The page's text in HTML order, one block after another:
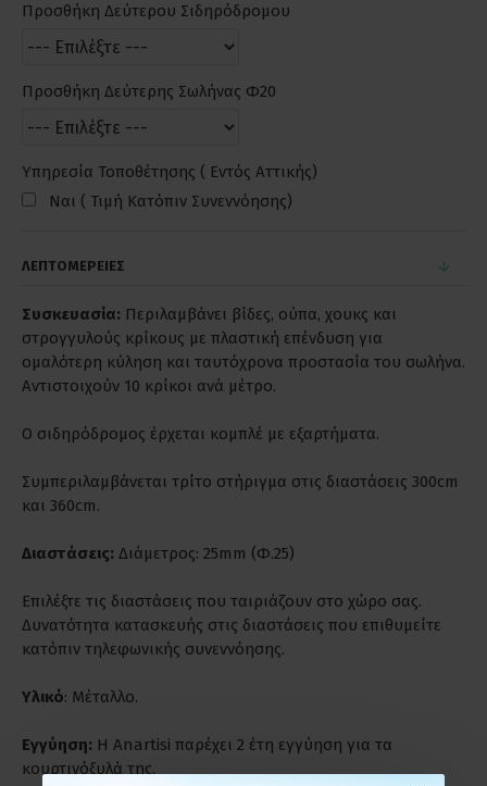
Προσθήκη Δεύτερου Σιδηρόδρομου
Προσθήκη Δεύτερης Σωλήνας Φ20
Υπηρεσία Τοποθέτησης ( Εντός Αττικής)
Ναι ( Τιμή Κατόπιν Συνεννόησης)
ΛΕΠΤΟΜΕΡΕΙΕΣ
Συσκευασία: Περιλαμβάνει βίδες, ούπα, χουκς και
στρογγυλούς κρίκους με πλαστική επένδυση για
ομαλότερη κύληση και ταυτόχρονα προστασία του σωλήνα.
Αντιστοιχούν 10 κρίκοι ανά μέτρο.
Ο σιδηρόδρομος έρχεται κομπλέ με εξαρτήματα.
Συμπεριλαμβάνεται τρίτο στήριγμα στις διαστάσεις 300cm
και 360cm.
Διαστάσεις: Διάμετρος: 25mm (Φ.25)
Επιλέξτε τις διαστάσεις που ταιριάζουν στο χώρο σας.
Δυνατότητα κατασκευής στις διαστάσεις που επιθυμείτε
κατόπιν τηλεφωνικής συνεννόησης.
Υλικό: Μέταλλο.
Εγγύηση: Η Anartisi παρέχει 2 έτη εγγύηση για τα
κουρτινόξυλά της.